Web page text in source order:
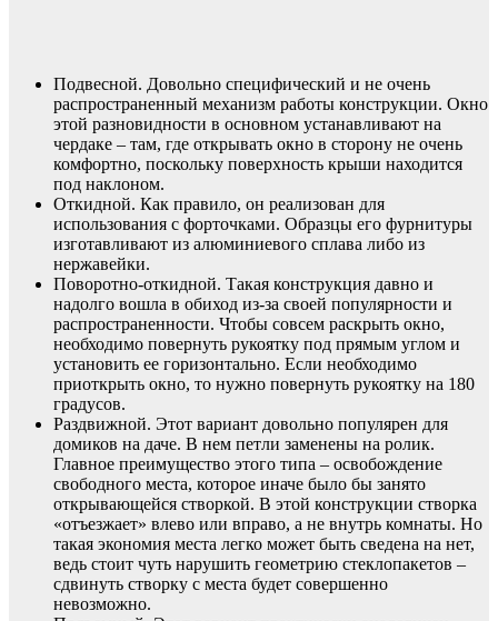
Подвесной. Довольно специфический и не очень
распространенный механизм работы конструкции. Окно
этой разновидности в основном устанавливают на
чердаке – там, где открывать окно в сторону не очень
комфортно, поскольку поверхность крыши находится
под наклоном.
Откидной. Как правило, он реализован для
использования с форточками. Образцы его фурнитуры
изготавливают из алюминиевого сплава либо из
нержавейки.
Поворотно-откидной. Такая конструкция давно и
надолго вошла в обиход из-за своей популярности и
распространенности. Чтобы совсем раскрыть окно,
необходимо повернуть рукоятку под прямым углом и
установить ее горизонтально. Если необходимо
приоткрыть окно, то нужно повернуть рукоятку на 180
градусов.
Раздвижной. Этот вариант довольно популярен для
домиков на даче. В нем петли заменены на ролик.
Главное преимущество этого типа – освобождение
свободного места, которое иначе было бы занято
открывающейся створкой. В этой конструкции створка
«отъезжает» влево или вправо, а не внутрь комнаты. Но
такая экономия места легко может быть сведена на нет,
ведь стоит чуть нарушить геометрию стеклопакетов –
сдвинуть створку с места будет совершенно
невозможно.